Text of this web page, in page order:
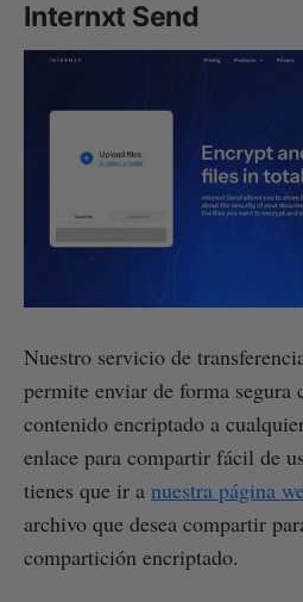
Internxt Send
Nuestro servicio de
permite enviar de forma segura
contenido encriptado a
enlace para compartir fácil de
tienes que ir a nuestra página
archivo que desea compartir
compartición encriptado.